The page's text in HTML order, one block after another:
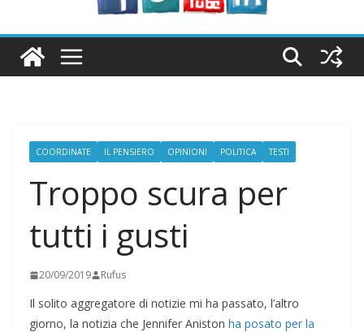
COORDINATE IL PENSIERO OPINIONI POLITICA TESTI
Troppo scura per
tutti i gusti
20/09/2019 Rufus
Il solito aggregatore di notizie mi ha passato, l’altro
giorno, la notizia che Jennifer Aniston ha posato per la